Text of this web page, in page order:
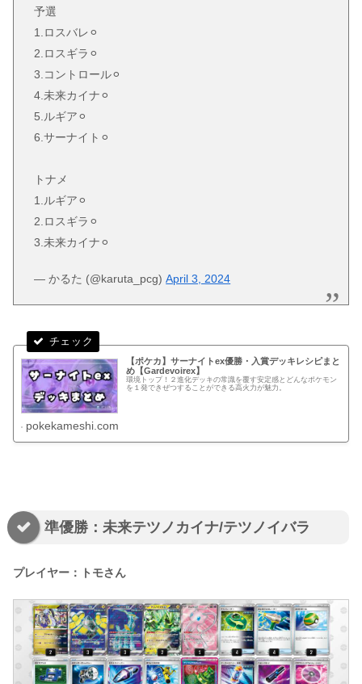
予選
1.ロスバレ⚪︎
2.ロスギラ⚪︎
3.コントロール⚪︎
4.未来カイナ⚪︎
5.ルギア⚪︎
6.サーナイト⚪︎
トナメ
1.ルギア⚪︎
2.ロスギラ⚪︎
3.未来カイナ⚪︎
— かるた (@karuta_pcg)April 3, 2024
【ポケカ】サーナイトex優勝・入賞デッキレシピまと
め【Gardevoirex】
環境トップ！２進化デッキの常識を覆す安定感とどんなポケモン
を１発できぜつすることができる高火力が魅力。
pokekameshi.com
準優勝：未来テツノカイナ/テツノイバラ
プレイヤー：トモさん